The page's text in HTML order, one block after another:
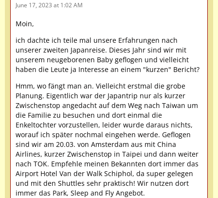
June 17, 2023 at 1:02 AM
Moin,
ich dachte ich teile mal unsere Erfahrungen nach
unserer zweiten Japanreise. Dieses Jahr sind wir mit
unserem neugeborenen Baby geflogen und vielleicht
haben die Leute ja Interesse an einem "kurzen" Bericht?
Hmm, wo fängt man an. Vielleicht erstmal die grobe
Planung. Eigentlich war der Japantrip nur als kurzer
Zwischenstop angedacht auf dem Weg nach Taiwan um
die Familie zu besuchen und dort einmal die
Enkeltochter vorzustellen, leider wurde daraus nichts,
worauf ich später nochmal eingehen werde. Geflogen
sind wir am 20.03. von Amsterdam aus mit China
Airlines, kurzer Zwischenstop in Taipei und dann weiter
nach TOK. Empfehle meinen Bekannten dort immer das
Airport Hotel Van der Walk Schiphol, da super gelegen
und mit den Shuttles sehr praktisch! Wir nutzen dort
immer das Park, Sleep and Fly Angebot.